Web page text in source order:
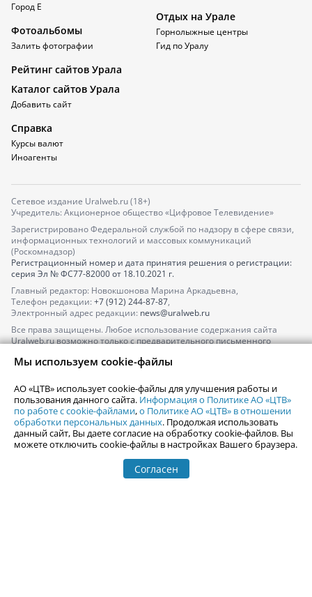
Город Е
Фотоальбомы
Залить фотографии
Отдых на Урале
Горнолыжные центры
Гид по Уралу
Рейтинг сайтов Урала
Каталог сайтов Урала
Добавить сайт
Справка
Курсы валют
Иноагенты
Сетевое издание Uralweb.ru (18+)
Учредитель: Акционерное общество «Цифровое Телевидение»
Зарегистрировано Федеральной службой по надзору в сфере связи,
информационных технологий и массовых коммуникаций
(Роскомнадзор)
Регистрационный номер и дата принятия решения о регистрации:
серия Эл № ФС77-82000от 18.10.2021 г.
Главный редактор: Новокшонова Марина Аркадьевна,
Телефон редакции: +7 (912) 244-87-87,
Электронный адрес редакции: news@uralweb.ru
Все права защищены. Любое использование содержания сайта
Uralweb.ru возможно только с предварительного письменного
По вопросам размещения рекламы обращайтесь по тел.
По вопросам размещения информации в разделе «Афиша»
afisha@uralweb.ru
Пользовательское соглашение на использование сайта
Политика АО «ЦТВ» в отношении обработки персональных данных
Мы используем cookie-файлы
АО «ЦТВ» использует cookie-файлы для улучшения работы и
пользования данного сайта. Информация о Политике АО «ЦТВ»
по работе с cookie-файлами,о Политике АО «ЦТВ» в отношении
обработки персональных данных. Продолжая использовать
данный сайт, Вы даете согласие на обработку cookie-файлов. Вы
можете отключить cookie-файлы в настройках Вашего браузера.
Согласен